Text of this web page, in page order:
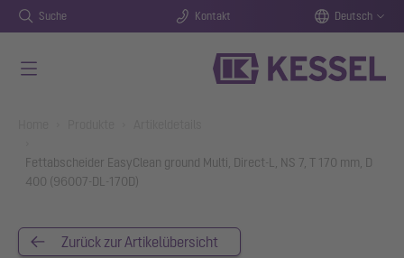
Suche Kontakt Deutsch
Fettabscheider EasyClean ground Multi, Direct-L, NS 7, T 170 mm, D
400 (96007-DL-170D)
Zurück zur Artikelübersicht